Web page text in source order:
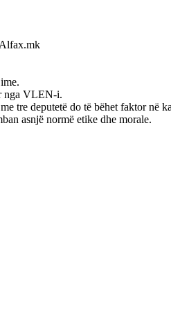
nga VLEN-i.
tre deputetë do të bëhet faktor në
asnjë normë etike dhe morale.